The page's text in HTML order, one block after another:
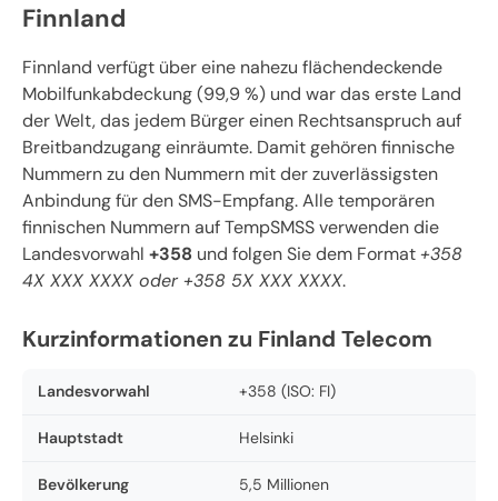
Finnland
Finnland verfügt über eine nahezu flächendeckende
Mobilfunkabdeckung (99,9 %) und war das erste Land
der Welt, das jedem Bürger einen Rechtsanspruch auf
Breitbandzugang einräumte. Damit gehören finnische
Nummern zu den Nummern mit der zuverlässigsten
Anbindung für den SMS-Empfang. Alle temporären
finnischen Nummern auf TempSMSS verwenden die
Landesvorwahl +358 und folgen Sie dem Format+358
4X XXX XXXX oder +358 5X XXX XXXX.
Kurzinformationen zu Finland Telecom
Landesvorwahl +358 (ISO: FI)
Hauptstadt Helsinki
Bevölkerung 5,5 Millionen